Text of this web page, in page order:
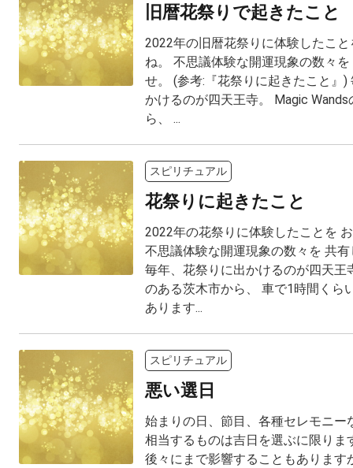
旧暦花祭りで起きたこ
2022年の旧暦花祭りに体験したこ
ね。 不思議体験な開運現象の数々
せ。 (参考:『花祭りに起きたこと』)
かけるのが四天王寺。 Magic
ら、 ...
スピリチュアル
花祭りに起きたこと
2022年の花祭りに体験したことを
不思議体験な開運現象の数々を 共
毎年、花祭りに出かけるのが四天王
のある茨木市から、 車で1時間くら
あります...
スピリチュアル
悪い選日
始まりの日、節目、各種セレモニー
相当するものは吉日を選ぶに限りま
後々にまで影響することもあります